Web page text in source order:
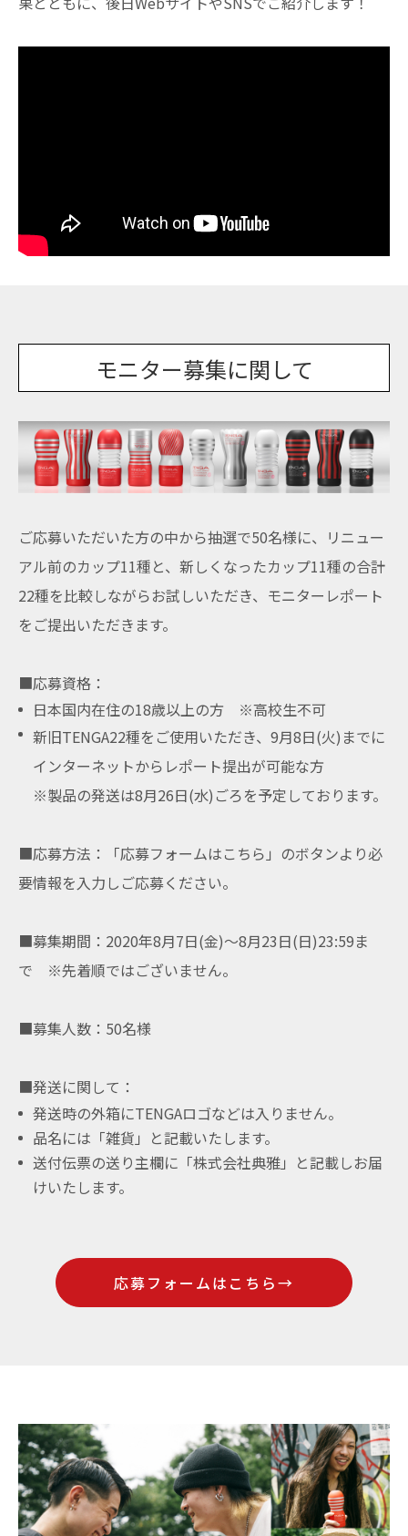
モニター募集に関して
ご応募いただいた方の中から抽選で50名様に、リニュー
アル前のカップ11種と、新しくなったカップ11種の合計
22種を比較しながらお試しいただき、モニターレポート
をご提出いただきます。
■応募資格：
日本国内在住の18歳以上の方 ※高校生不可
新旧TENGA22種をご使用いただき、9月8日(火)までに
インターネットからレポート提出が可能な方
※製品の発送は8月26日(水)ごろを予定しております。
■応募方法：「応募フォームはこちら」のボタンより必
要情報を入力しご応募ください。
■募集期間：2020年8月7日(金)〜8月23日(日)23:59ま
で ※先着順ではございません。
■募集人数：50名様
■発送に関して：
発送時の外箱にTENGAロゴなどは入りません。
品名には「雑貨」と記載いたします。
送付伝票の送り主欄に「株式会社典雅」と記載しお届
けいたします。
応募フォームはこちら→